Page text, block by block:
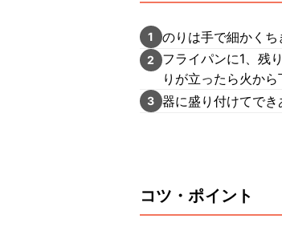
1 のりは手で細かくち
2
フライパンに1、残
りが立ったら火から
3 器に盛り付けてでき
コツ・ポイント